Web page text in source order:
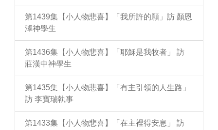
第1439集【小人物悲喜】「我所許的願」訪 顏恩
澤神學生
第1436集【小人物悲喜】「耶穌是我牧者」 訪
莊漢中神學生
第1435集【小人物悲喜】「有主引領的人生路」
訪 李寶瑞執事
第1433集【小人物悲喜】「在主裡得安息」 訪